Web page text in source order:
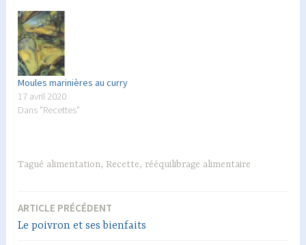
Moules marinières au curry
17 avril 2020
Dans "Recettes"
Tagué alimentation, Recette, rééquilibrage alimentaire
Navigation
de
ARTICLE PRÉCÉDENT
Le poivron et ses bienfaits